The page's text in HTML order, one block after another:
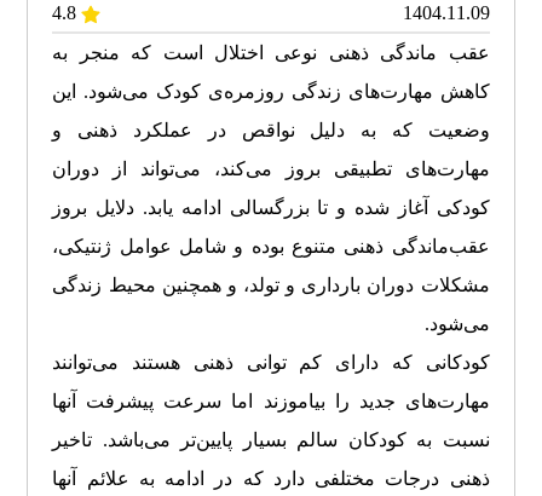
1404.11.09
4.8
عقب ماندگی ذهنی نوعی اختلال است که منجر به
کاهش مهارت‌های زندگی روزمره‌ی کودک می‌شود. این
وضعیت که به دلیل نواقص در عملکرد ذهنی و
مهارت‌های تطبیقی بروز می‌کند، می‌تواند از دوران
کودکی آغاز شده و تا بزرگسالی ادامه یابد. دلایل بروز
عقب‌ماندگی ذهنی متنوع بوده و شامل عوامل ژنتیکی،
مشکلات دوران بارداری و تولد، و همچنین محیط زندگی
می‌شود.
کودکانی که دارای کم توانی ذهنی هستند می‌توانند
مهارت‌های جدید را بیاموزند اما سرعت پیشرفت آنها
نسبت به کودکان سالم بسیار پایین‌تر می‌باشد. تاخیر
ذهنی درجات مختلفی داردکه در ادامه به علائم آنها